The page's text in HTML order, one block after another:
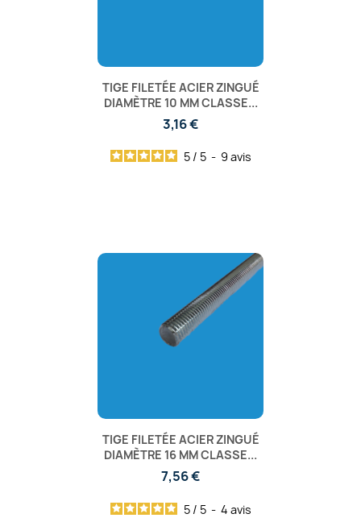
TIGE FILETÉE ACIER ZINGUÉ
DIAMÈTRE 10 MM CLASSE...
3,16 €
5 / 5 - 9 avis
TIGE FILETÉE ACIER ZINGUÉ
DIAMÈTRE 16 MM CLASSE...
7,56 €
5 / 5 - 4 avis